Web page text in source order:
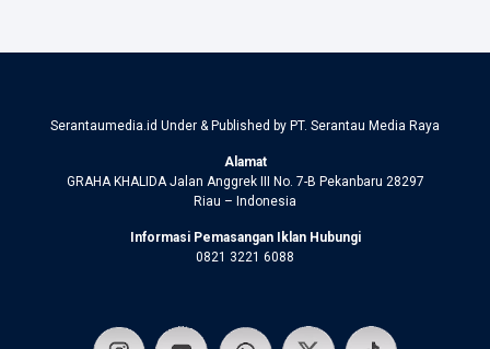
Serantaumedia.id Under & Published by PT. Serantau Media Raya
Alamat
GRAHA KHALIDA Jalan Anggrek III No. 7-B Pekanbaru 28297
Riau – Indonesia
Informasi Pemasangan Iklan Hubungi
0821 3221 6088